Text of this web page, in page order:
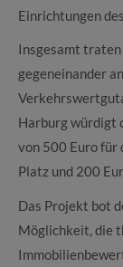
Einrichtungen
Insgesamt
gegeneinander
Harburg würdigt
von 500 Euro für
Platz und 200
Das Projekt bot
Möglichkeit, die